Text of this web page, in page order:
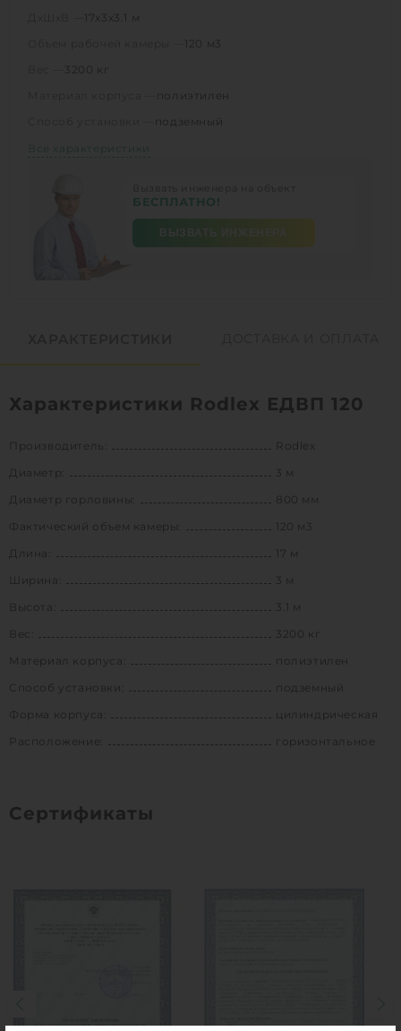
17х3х3.1 м
120 м3
3200 кг
полиэтилен
подземный
Все характеристики
БЕСПЛАТНО!
Характеристики Rodlex ЕДВП 120
Производитель:
Rodlex
Диаметр:
3 м
Диаметр горловины:
800 мм
Фактический объем камеры:
120 м3
Длина:
17 м
Ширина:
3 м
Высота:
3.1 м
3200 кг
Материал корпуса:
полиэтилен
Способ установки:
подземный
Форма корпуса:
цилиндрическая
Расположение:
горизонтальное
Сертификаты